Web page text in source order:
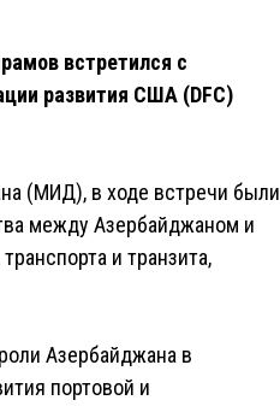
встретился с
развития США (DFC)
(МИД), в ходе встречи были
между Азербайджаном и
и транзита,
Азербайджана в
портовой и